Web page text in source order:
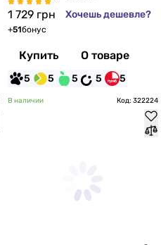
1 729 грн Хочешь дешевле?
+51бонус
Купить О товаре
5 5 5 5 5
В наличии Код: 322224